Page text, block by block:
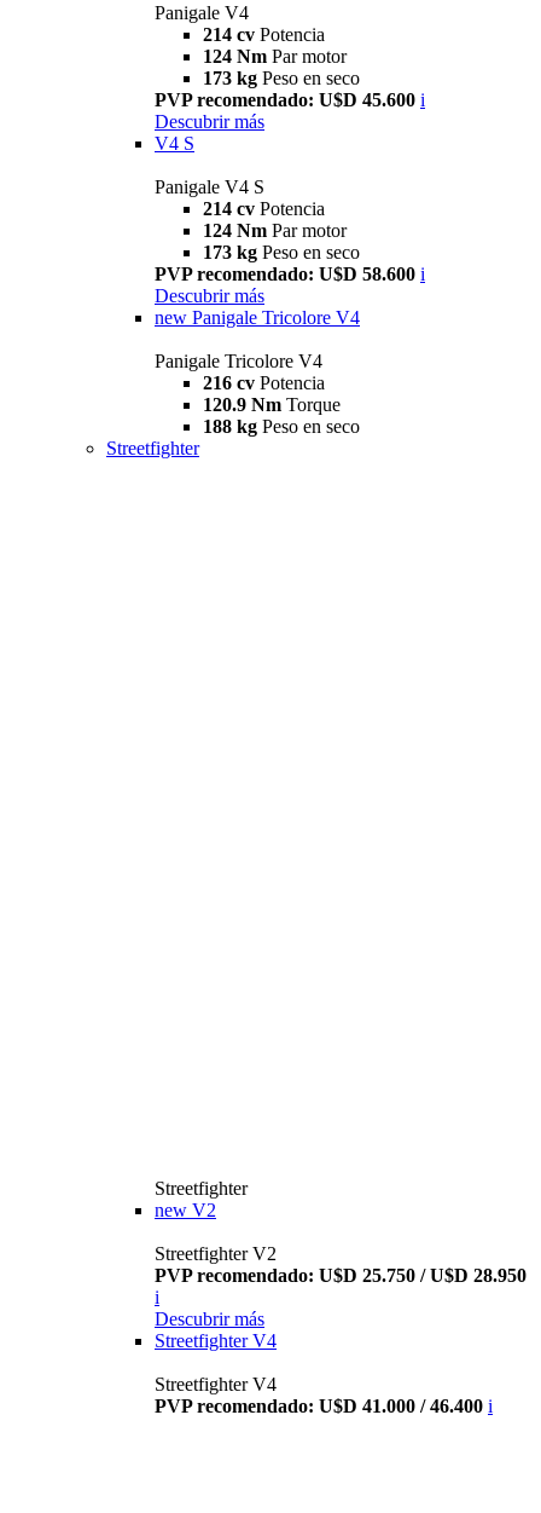
Panigale V4
214 cv Potencia
124 Nm Par motor
173 kg Peso en seco
PVP recomendado: U$D 45.600 i
Descubrir más
V4 S
Panigale V4 S
214 cv Potencia
124 Nm Par motor
173 kg Peso en seco
PVP recomendado: U$D 58.600 i
Descubrir más
new Panigale Tricolore V4
Panigale Tricolore V4
216 cv Potencia
120.9 Nm Torque
188 kg Peso en seco
Streetfighter
Streetfighter
new V2
Streetfighter V2
PVP recomendado: U$D 25.750 / U$D 28.950
i
Descubrir más
Streetfighter V4
Streetfighter V4
PVP recomendado: U$D 41.000 / 46.400 i